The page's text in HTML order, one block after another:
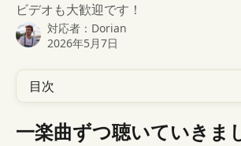
ビデオも大歓迎です！
対応者： Dorian
2026年5月7日
目次
一楽曲ずつ聴いていきま